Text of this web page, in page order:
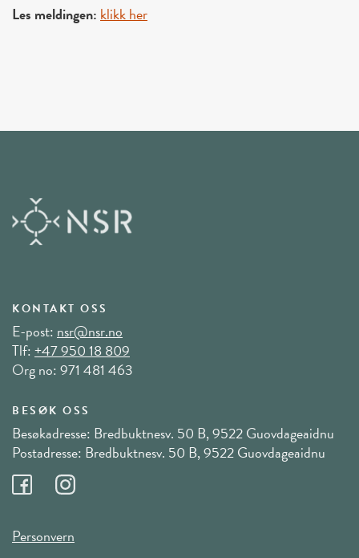
Les meldingen: klikk her
KONTAKT OSS
E-post: nsr@nsr.no
Tlf:+47 950 18 809
Org no: 971 481 463
BESØK OSS
Besøkadresse: Bredbuktnesv. 50 B, 9522 Guovdageaidnu
Postadresse: Bredbuktnesv. 50 B, 9522 Guovdageaidnu
Personvern